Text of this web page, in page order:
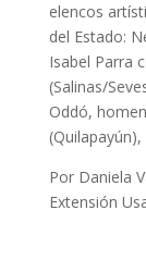
elencos
del Estado:
Isabel Parra
(Salinas/
Oddó,
Por Daniela
Extensión